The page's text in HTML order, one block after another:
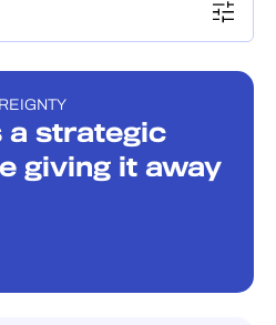
a strategic
giving it away